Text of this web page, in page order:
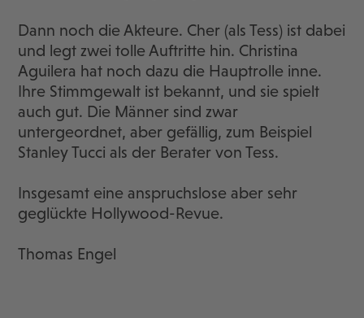
Dann noch die Akteure. Cher (als Tess) ist dabei
und legt zwei tolle Auftritte hin. Christina
Aguilera hat noch dazu die Hauptrolle inne.
Ihre Stimmgewalt ist bekannt, und sie spielt
auch gut. Die Männer sind zwar
untergeordnet, aber gefällig, zum Beispiel
Stanley Tucci als der Berater von Tess.
Insgesamt eine anspruchslose aber sehr
geglückte Hollywood-Revue.
Thomas Engel